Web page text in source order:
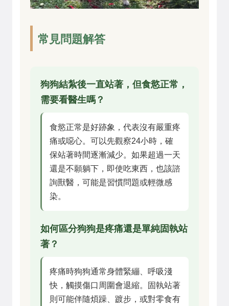
常見問題解答
狗狗結紮後一直站著，但食慾正常，
需要看醫生嗎？
食慾正常是好跡象，代表沒有嚴重疼
痛或噁心。可以先觀察24小時，確
保站著時間逐漸減少。如果超過一天
還是不願躺下，即使吃東西，也該諮
詢獸醫，可能是習慣問題或輕微感
染。
如何區分狗狗是疼痛還是單純固執站
著？
疼痛時狗狗通常身體緊繃、呼吸淺
快，觸摸傷口周圍會退縮。固執站著
則可能伴隨煩躁、踱步，或對零食有